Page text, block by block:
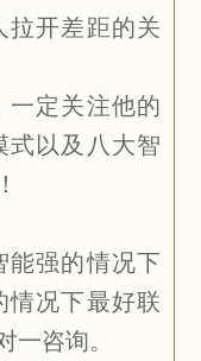
拉开差距的关
一定关注他的
式以及八大智
能强的情况下
情况下最好联
一咨询。